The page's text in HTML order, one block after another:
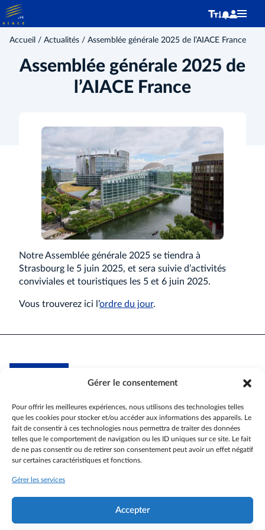
Gérer le consentement
Pour offrir les meilleures expériences, nous utilisons des technologies telles
que les cookies pour stocker et/ou accéder aux informations des appareils. Le
fait de consentir à ces technologies nous permettra de traiter des données
telles que le comportement de navigation ou les ID uniques sur ce site. Le fait
de ne pas consentir ou de retirer son consentement peut avoir un effet négatif
sur certaines caractéristiques et fonctions.
Gérer les services
Accepter
Accueil / Actualités / Assemblée générale 2025 de l’AIACE France
Assemblée générale 2025 de
l’AIACE France
Notre Assemblée générale 2025 se tiendra à
Strasbourg le 5 juin 2025, et sera suivie d’activités
conviviales et touristiques les 5 et 6 juin 2025.
Vous trouverez ici l’ordre du jour.
Association internationale des anciens
Actualités
Espace membres
Coin des aidants
Contactez-nous
S’identifier